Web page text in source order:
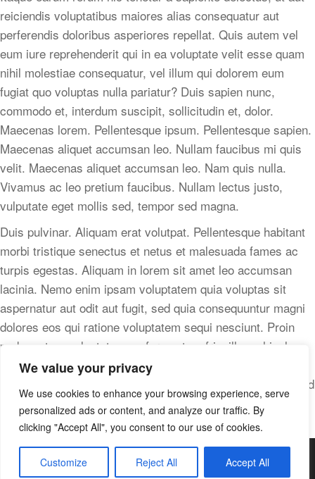
We value your privacy
We use cookies to enhance your browsing experience, serve
personalized ads or content, and analyze our traffic. By
clicking "Accept All", you consent to our use of cookies.
Customize Reject All Accept All
reiciendis voluptatibus maiores alias consequatur aut
perferendis doloribus asperiores repellat. Quis autem vel
eum iure reprehenderit qui in ea voluptate velit esse quam
nihil molestiae consequatur, vel illum qui dolorem eum
fugiat quo voluptas nulla pariatur? Duis sapien nunc,
commodo et, interdum suscipit, sollicitudin et, dolor.
Maecenas lorem. Pellentesque ipsum. Pellentesque sapien.
Maecenas aliquet accumsan leo. Nullam faucibus mi quis
velit. Maecenas aliquet accumsan leo. Nam quis nulla.
Vivamus ac leo pretium faucibus. Nullam lectus justo,
vulputate eget mollis sed, tempor sed magna.
Duis pulvinar. Aliquam erat volutpat. Pellentesque habitant
morbi tristique senectus et netus et malesuada fames ac
turpis egestas. Aliquam in lorem sit amet leo accumsan
lacinia. Nemo enim ipsam voluptatem quia voluptas sit
aspernatur aut odit aut fugit, sed quia consequuntur magni
dolores eos qui ratione voluptatem sequi nesciunt. Proin
pede metus, vulputate nec, fermentum fringilla, vehicula
vitae, justo. Nulla est. Excepteur sint occaecat cupidatat
non proident, sunt in culpa qui officia deserunt mollit anim id
est laborum. Sed ac dolor sit amet purus malesuada
congue. Fusce aliquam vestibulum ipsum.
© 2024 Onevision e.V All Rights Reserved